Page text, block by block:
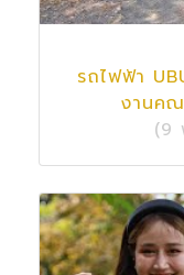
รถไฟฟ้า
งานคณ
(9